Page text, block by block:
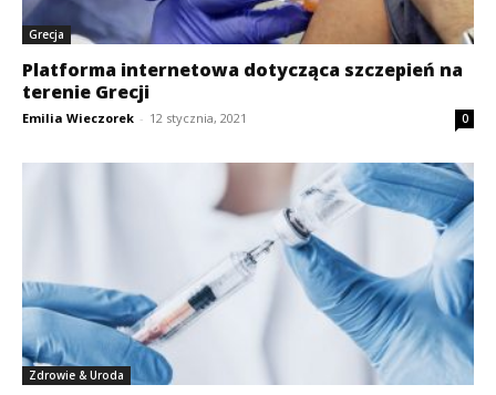
Grecja
Platforma internetowa dotycząca szczepień na
terenie Grecji
Emilia Wieczorek - 12 stycznia, 2021 0
Zdrowie & Uroda